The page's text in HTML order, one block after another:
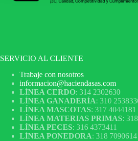
SERVICIO AL CLIENTE
Trabaje con nosotros
informacion@haciendasas.com
LÍNEA CERDO: 314 2302630
LÍNEA GANADERÍA: 310
LÍNEA MASCOTAS: 317 4044181
LÍNEA MATERIAS PRIMAS:
LÍNEA PECES: 316 4373411
LÍNEA PONEDORA: 318 7090614